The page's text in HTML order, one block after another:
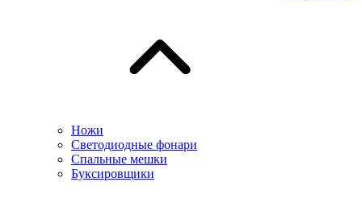
Ножи
Светодиодные фонари
Спальные мешки
Буксировщики